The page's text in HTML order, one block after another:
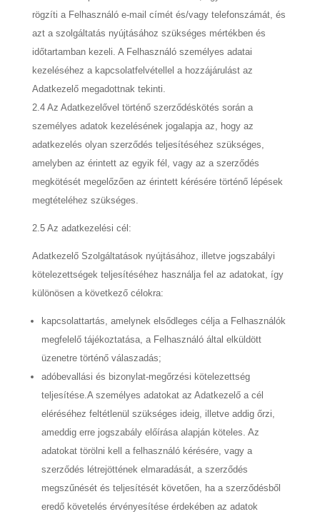
rögzíti a Felhasználó e-mail címét és/vagy telefonszámát, és
azt a szolgáltatás nyújtásához szükséges mértékben és
időtartamban kezeli. A Felhasználó személyes adatai
kezeléséhez a kapcsolatfelvétellel a hozzájárulást az
Adatkezelő megadottnak tekinti.
2.4 Az Adatkezelővel történő szerződéskötés során a
személyes adatok kezelésének jogalapja az, hogy az
adatkezelés olyan szerződés teljesítéséhez szükséges,
amelyben az érintett az egyik fél, vagy az a szerződés
megkötését megelőzően az érintett kérésére történő lépések
megtételéhez szükséges.
2.5 Az adatkezelési cél:
Adatkezelő Szolgáltatások nyújtásához, illetve jogszabályi
kötelezettségek teljesítéséhez használja fel az adatokat, így
különösen a következő célokra:
kapcsolattartás, amelynek elsődleges célja a Felhasználók
megfelelő tájékoztatása, a Felhasználó által elküldött
üzenetre történő válaszadás;
adóbevallási és bizonylat-megőrzési kötelezettség
teljesítése.A személyes adatokat az Adatkezelő a cél
eléréséhez feltétlenül szükséges ideig, illetve addig őrzi,
ameddig erre jogszabály előírása alapján köteles. Az
adatokat törölni kell a felhasználó kérésére, vagy a
szerződés létrejöttének elmaradását, a szerződés
megszűnését és teljesítését követően, ha a szerződésből
eredő követelés érvényesítése érdekében az adatok